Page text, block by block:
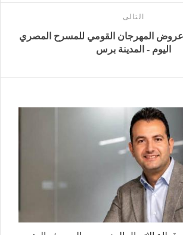
التالى
المهرجان القومي للمسرح المصري
اليوم - المدينة برس